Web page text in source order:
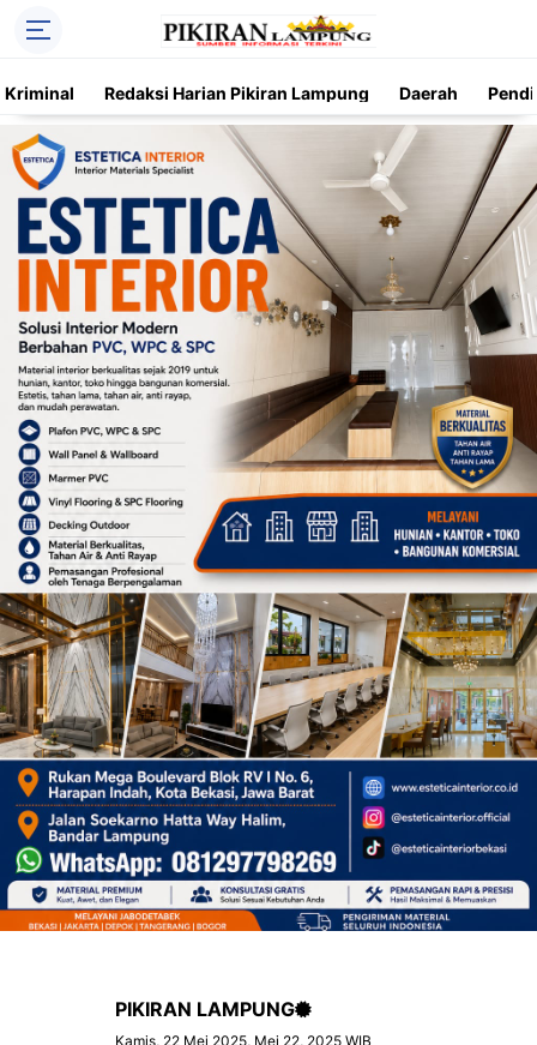
Kriminal Redaksi Harian Pikiran Lampung Daerah
Trending Kriminal Nasional
PIKIRAN LAMPUNG
Kamis, 22 Mei 2025, Mei 22, 2025 WIB